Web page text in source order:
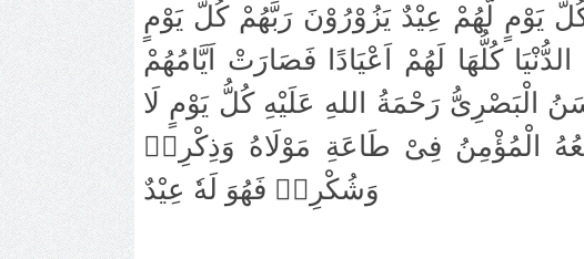
يَوْمٍ لَّهُمْ عِيْدٌ يَزُوْرُوْنَ رَبَّهُمْ كُلَّ يَوْمٍ
كُلُّهَا لَهُمْ اَعْيَادًا فَصَارَتْ اَيَّامُهُمْ
الْبَصْرِىُّ رَحْمَةُ اللهِ عَلَيْهِ كُلُّ يَوْمٍ لَا
الْمُؤْمِنُ فِىْ طَاعَةِ مَوْلَاهُ وَذِكْرِهٖ
وَشُكْرِهٖ فَهُوَ لَهٗ عِيْدٌ